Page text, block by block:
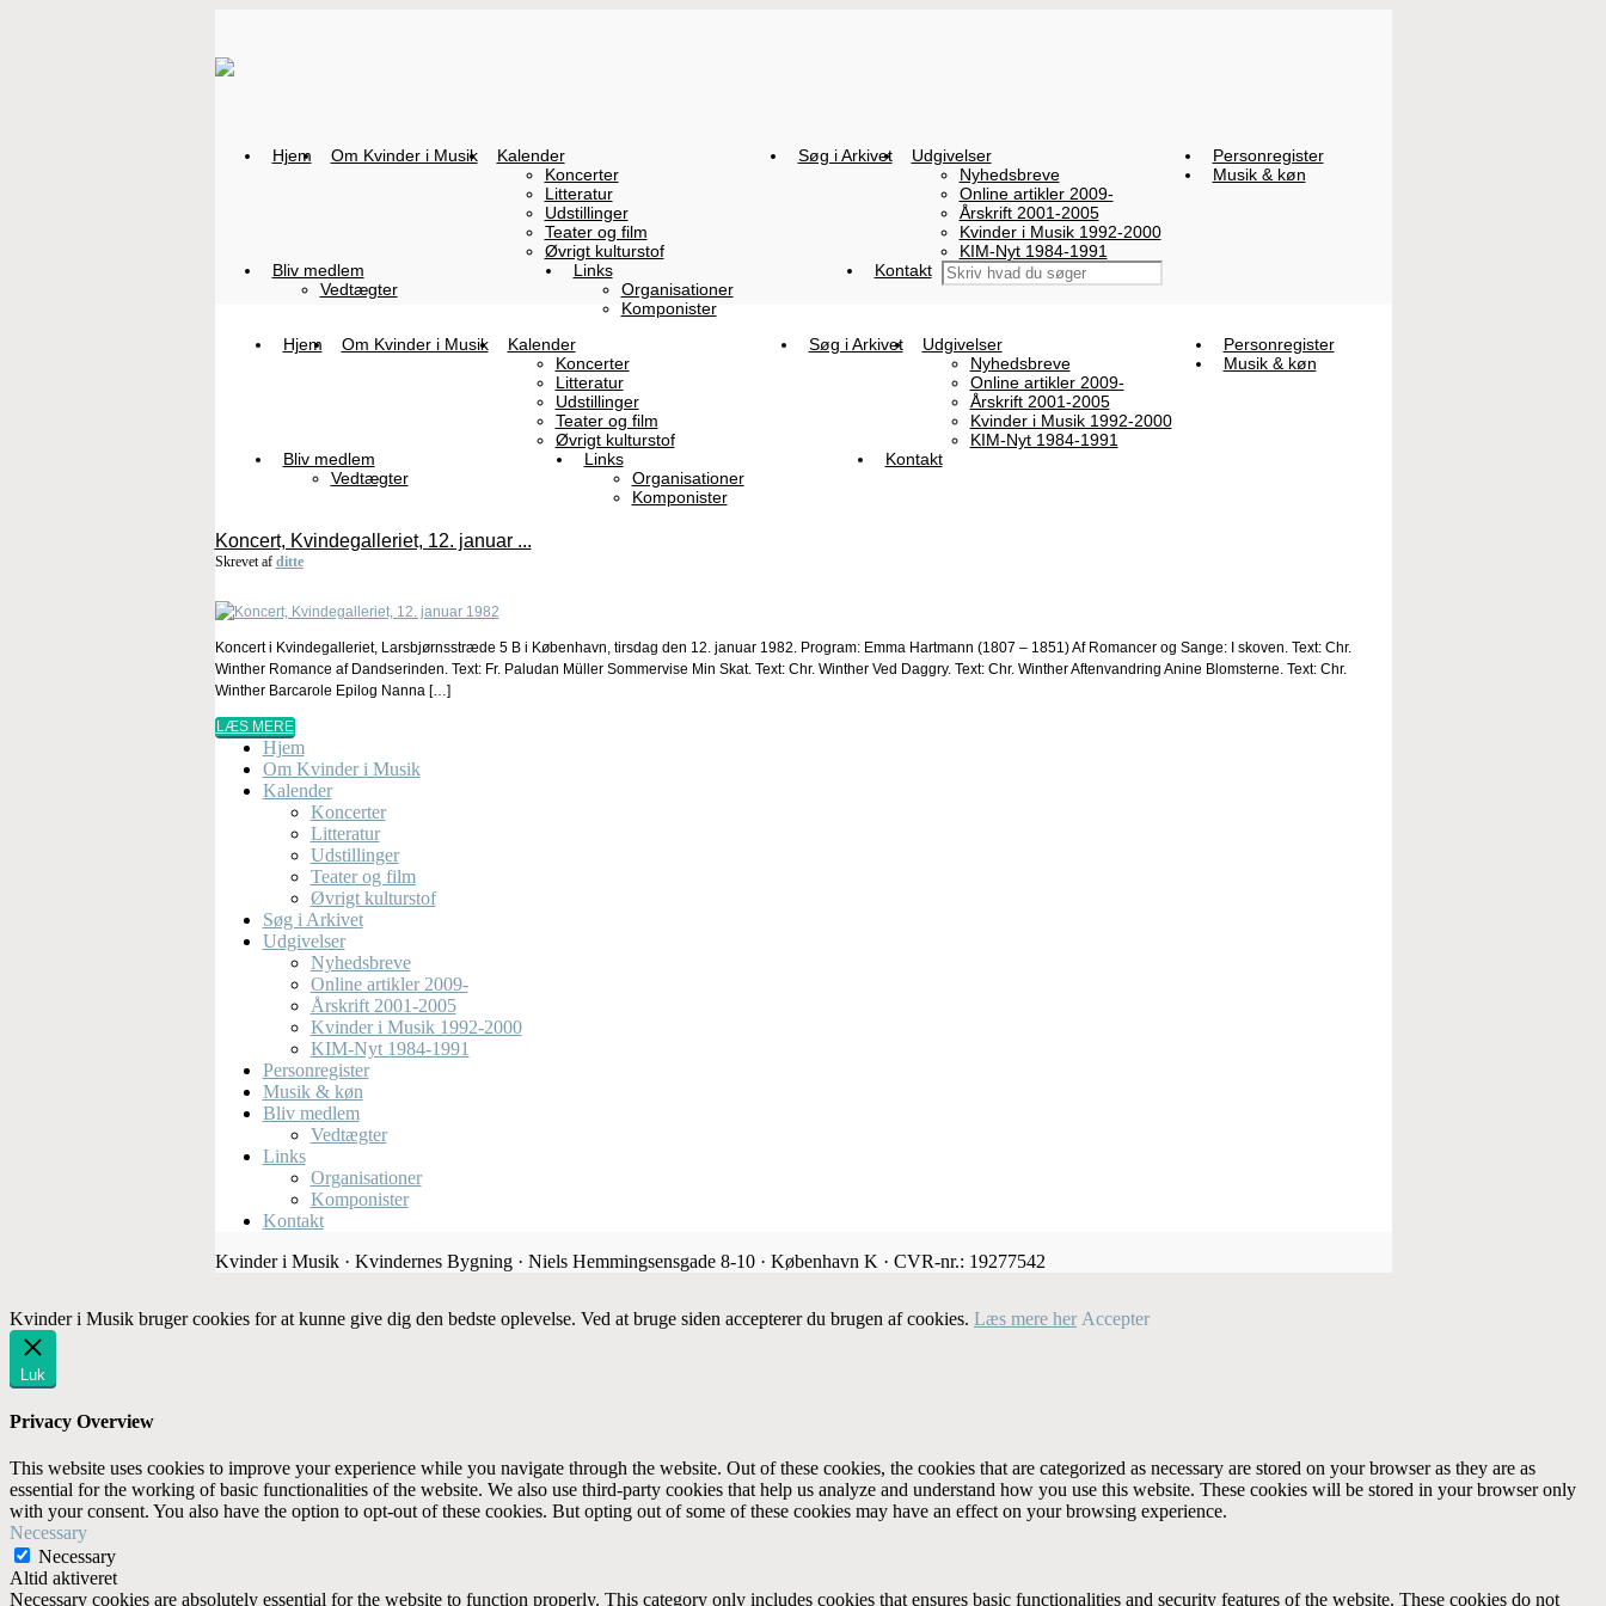
Hjem Om Kvinder i Musik
Kalender
Koncerter
Litteratur
Udstillinger
Teater og film
Øvrigt kulturstof
Søg i Arkivet
Udgivelser
Nyhedsbreve
Online artikler 2009-
Årskrift 2001-2005
Kvinder i Musik 1992-2000
KIM-Nyt 1984-1991
Personregister
Musik & køn
Bliv medlem
Vedtægter
Links
Organisationer
Komponister
Kontakt
Hjem Om Kvinder i Musik
Kalender
Koncerter
Litteratur
Udstillinger
Teater og film
Øvrigt kulturstof
Søg i Arkivet
Udgivelser
Nyhedsbreve
Online artikler 2009-
Årskrift 2001-2005
Kvinder i Musik 1992-2000
KIM-Nyt 1984-1991
Personregister
Musik & køn
Bliv medlem
Vedtægter
Links
Organisationer
Komponister
Kontakt
Koncert, Kvindegalleriet, 12. januar ...
Skrevet af ditte
Koncert i Kvindegalleriet, Larsbjørnsstræde 5 B i København, tirsdag den 12. januar 1982. Program: Emma Hartmann (1807 – 1851) Af Romancer og Sange: I skoven. Text: Chr.
Winther Romance af Dandserinden. Text: Fr. Paludan Müller Sommervise Min Skat. Text: Chr. Winther Ved Daggry. Text: Chr. Winther Aftenvandring Anine Blomsterne. Text: Chr.
Winther Barcarole Epilog Nanna […]
LÆS MERE
Hjem
Om Kvinder i Musik
Kalender
Koncerter
Litteratur
Udstillinger
Teater og film
Øvrigt kulturstof
Søg i Arkivet
Udgivelser
Nyhedsbreve
Online artikler 2009-
Årskrift 2001-2005
Kvinder i Musik 1992-2000
KIM-Nyt 1984-1991
Personregister
Musik & køn
Bliv medlem
Vedtægter
Links
Organisationer
Komponister
Kontakt
Kvinder i Musik · Kvindernes Bygning · Niels Hemmingsensgade 8-10 · København K · CVR-nr.: 19277542
Kvinder i Musik bruger cookies for at kunne give dig den bedste oplevelse. Ved at bruge siden accepterer du brugen af cookies. Læs mere her Accepter
Luk
Privacy Overview
This website uses cookies to improve your experience while you navigate through the website. Out of these cookies, the cookies that are categorized as necessary are stored on your browser as they are as
essential for the working of basic functionalities of the website. We also use third-party cookies that help us analyze and understand how you use this website. These cookies will be stored in your browser only
with your consent. You also have the option to opt-out of these cookies. But opting out of some of these cookies may have an effect on your browsing experience.
Necessary
Necessary
Altid aktiveret
Necessary cookies are absolutely essential for the website to function properly. This category only includes cookies that ensures basic functionalities and security features of the website. These cookies do not